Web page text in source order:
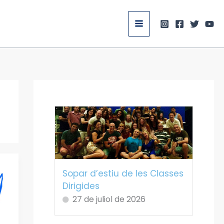
Sopar d’estiu de les Classes
Dirigides
27 de juliol de 2026